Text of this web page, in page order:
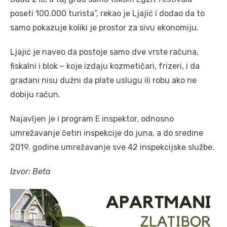
poseti 100.000 turista”, rekao je Ljajić i dodao da to
samo pokazuje koliki je prostor za sivu ekonomiju.
Ljajić je naveo da postoje samo dve vrste računa,
fiskalni i blok – koje izdaju kozmetičari, frizeri, i da
građani nisu dužni da plate uslugu ili robu ako ne
dobiju račun.
Najavljen je i program E inspektor, odnosno
umrežavanje četiri inspekcije do juna, a do sredine
2019. godine umrežavanje sve 42 inspekcijske službe.
Izvor: Beta